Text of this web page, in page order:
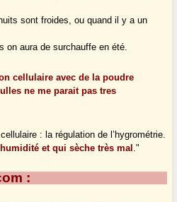
sont froides, ou quand il y a un
on aura de surchauffe en été.
cellulaire avec de la poudre
ne me parait pas tres
: la régulation de l’hygrométrie.
et qui sèche très mal ."
: